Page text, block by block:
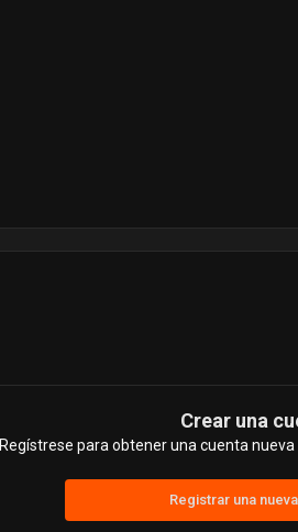
Crear una
Regístrese para obtener una cuenta
Registrar una